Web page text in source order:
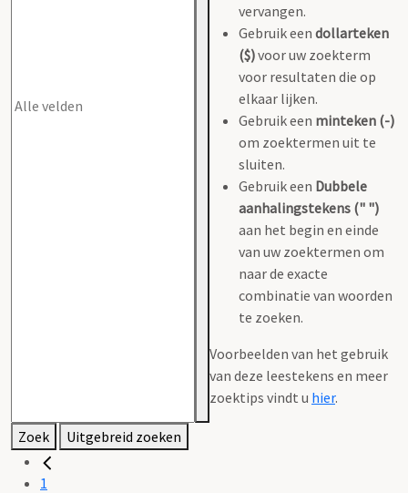
vervangen.
Gebruik een dollarteken
($)voor uw zoekterm
voor resultaten die op
elkaar lijken.
Gebruik een minteken (-)
om zoektermen uit te
sluiten.
Gebruik een Dubbele
aanhalingstekens (" ")
aan het begin en einde
van uw zoektermen om
naar de exacte
combinatie van woorden
te zoeken.
Voorbeelden van het gebruik
van deze leestekens en meer
zoektips vindt u hier.
Zoek Uitgebreid zoeken
1